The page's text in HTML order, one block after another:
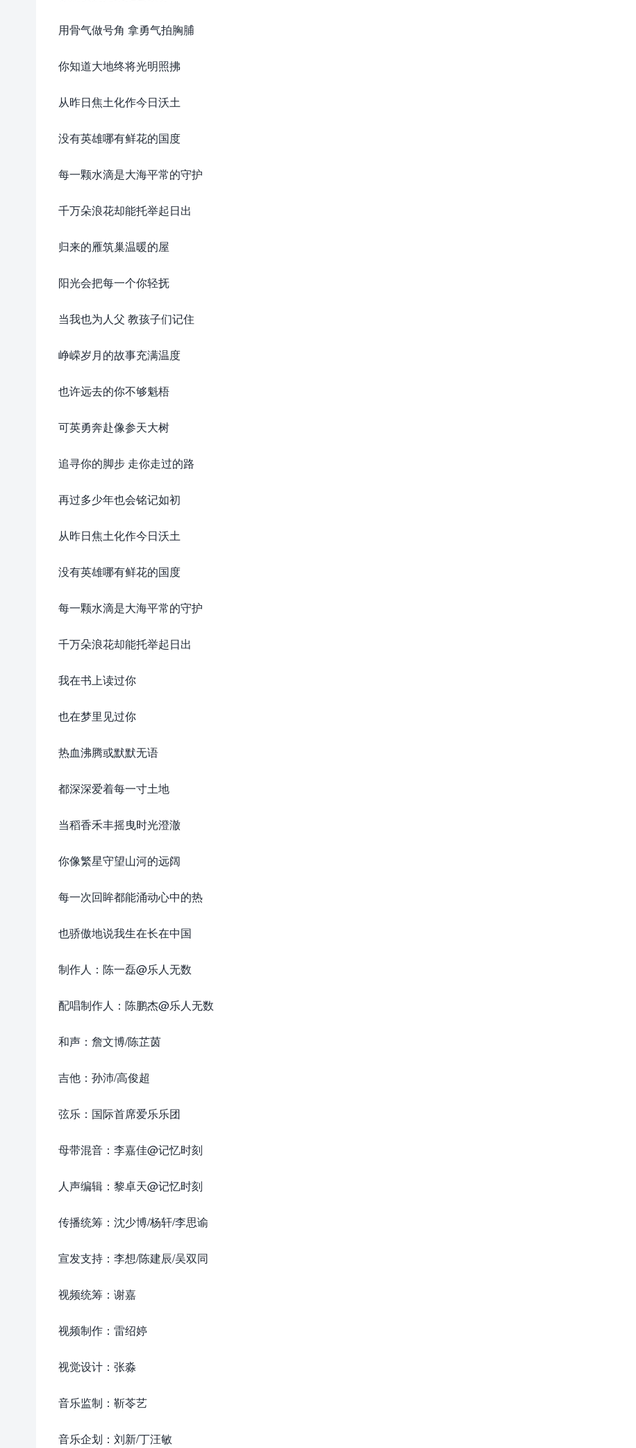
用骨气做号角 拿勇气拍胸脯
你知道大地终将光明照拂
从昨日焦土化作今日沃土
没有英雄哪有鲜花的国度
每一颗水滴是大海平常的守护
千万朵浪花却能托举起日出
归来的雁筑巢温暖的屋
阳光会把每一个你轻抚
当我也为人父 教孩子们记住
峥嵘岁月的故事充满温度
也许远去的你不够魁梧
可英勇奔赴像参天大树
追寻你的脚步 走你走过的路
再过多少年也会铭记如初
从昨日焦土化作今日沃土
没有英雄哪有鲜花的国度
每一颗水滴是大海平常的守护
千万朵浪花却能托举起日出
我在书上读过你
也在梦里见过你
热血沸腾或默默无语
都深深爱着每一寸土地
当稻香禾丰摇曳时光澄澈
你像繁星守望山河的远阔
每一次回眸都能涌动心中的热
也骄傲地说我生在长在中国
制作人：陈一磊@乐人无数
配唱制作人：陈鹏杰@乐人无数
和声：詹文博/陈芷茵
吉他：孙沛/高俊超
弦乐：国际首席爱乐乐团
母带混音：李嘉佳@记忆时刻
人声编辑：黎卓天@记忆时刻
传播统筹：沈少博/杨轩/李思谕
宣发支持：李想/陈建辰/吴双同
视频统筹：谢嘉
视频制作：雷绍婷
视觉设计：张淼
音乐监制：靳苓艺
音乐企划：刘新/丁汪敏